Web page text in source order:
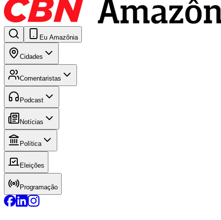
Eu Amazônia
Cidades
Comentaristas
Podcast
Notícias
Política
Eleições
Programação